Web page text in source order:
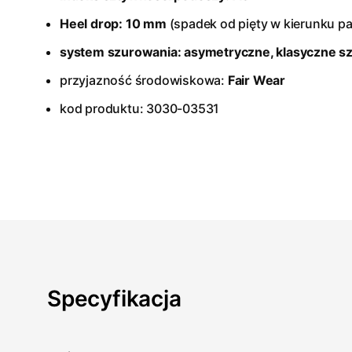
Heel drop: 10 mm (spadek od pięty w kierunku
system szurowania: asymetryczne, klasyczne
przyjazność środowiskowa: Fair Wear
kod produktu: 3030-03531
Specyfikacja